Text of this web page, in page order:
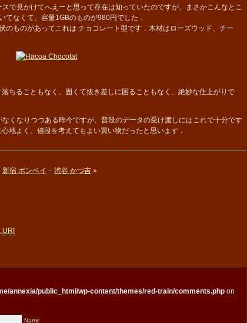
で見かけてへえーと思って存在は知っていたのですが、まさかこんなとこ
てなくて、容量1GBのものが980円でした．
ものがあってこれは チョコレート型です．木材はローズウッド、チー
ちることもなく、固くて抜き差しに困ることもなく、絶妙な仕上がりで
くなりつつある昨今ですが、普段のデータの受け渡しにはこれで十分です
地よく、値段を考えてもよい買い物だったと思います．
新宿 ボンベイ – 渋谷 かつ吉»
URI
annexia/public_html/wp-content/themes/red-train/comments.php on
Name